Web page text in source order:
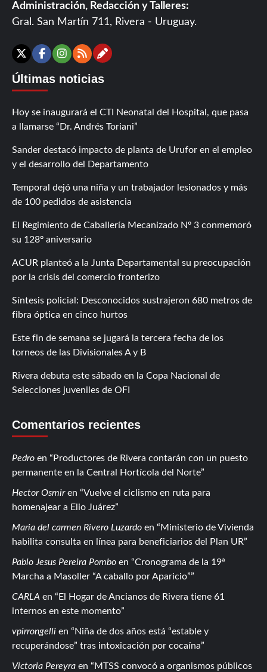
Administración, Redacción y Talleres:
Gral. San Martín 711, Rivera - Uruguay.
X Facebook
Instagram
RSSContáctanos
Últimas noticias
Hoy se inaugurará el CTI Neonatal del Hospital, que pasa
a llamarse “Dr. Andrés Toriani”
Sander destacó impacto de planta de Urufor en el empleo
y el desarrollo del Departamento
Temporal dejó una niña y un trabajador lesionados y más
de 100 pedidos de asistencia
El Regimiento de Caballería Mecanizado Nº 3 conmemoró
su 128º aniversario
ACUR planteó a la Junta Departamental su preocupación
por la crisis del comercio fronterizo
Síntesis policial: Desconocidos sustrajeron 680 metros de
fibra óptica en cinco hurtos
Este fin de semana se jugará la tercera fecha de los
torneos de las Divisionales A y B
Rivera debuta este sábado en la Copa Nacional de
Selecciones juveniles de OFI
Comentarios recientes
Pedro en
Productores de Rivera contarán con un puesto
permanente en la Central Hortícola del Norte
Hector Osmiren
Vuelve el ciclismo en ruta para
homenajear a Elio Juárez
Maria del carmen Rivero Luzardo en
Ministerio de Vivienda
habilita consulta en línea para beneficiarios del Plan UR
Pablo Jesus Pereira Pombo en
Cronograma de la 19ª
Marcha a Masoller “A caballo por Aparicio”
CARLA en
El Hogar de Ancianos de Rivera tiene 61
internos en este momento
vpirrongelli en
Niña de dos años está “estable y
recuperándose” tras intoxicación por cocaína
Victoria Pereyra en MTSS convocó a organismos públicos